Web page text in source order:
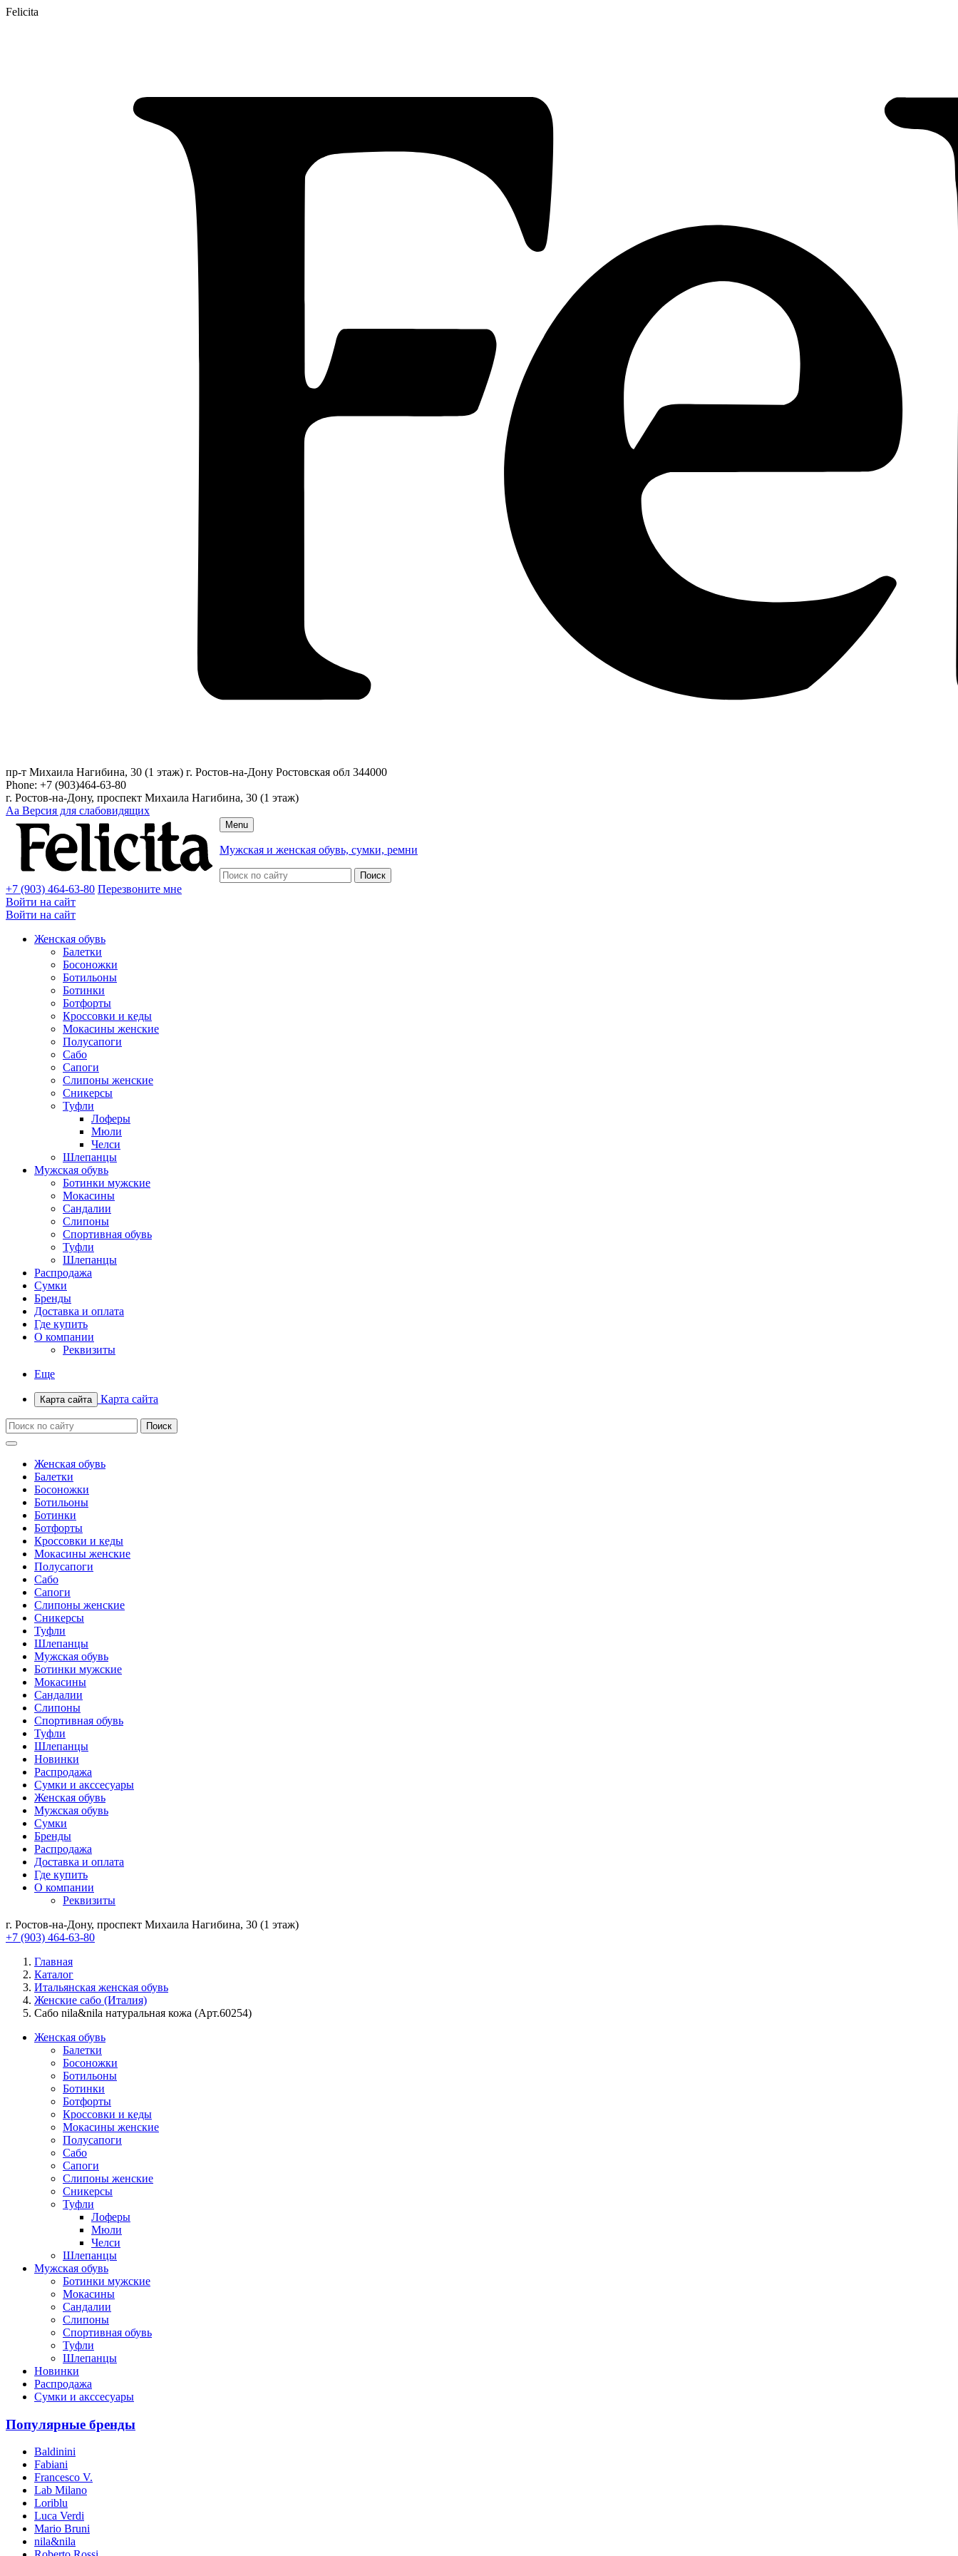
Felicita
пр-т Михаила Нагибина, 30 (1 этаж) г. Ростов-на-Дону Ростовская обл 344000
Phone: +7 (903)464-63-80
г. Ростов-на-Дону, проспект Михаила Нагибина, 30 (1 этаж)
Аа Версия для слабовидящих
Menu
Мужская и женская обувь, сумки, ремни
+7 (903) 464-63-80 Перезвоните мне
Войти на сайт
Войти на сайт
Женская обувь
Балетки
Босоножки
Ботильоны
Ботинки
Ботфорты
Кроссовки и кеды
Мокасины женские
Полусапоги
Сабо
Сапоги
Слипоны женские
Сникерсы
Туфли
Лоферы
Мюли
Челси
Шлепанцы
Мужская обувь
Ботинки мужские
Мокасины
Сандалии
Слипоны
Спортивная обувь
Туфли
Шлепанцы
Распродажа
Сумки
Бренды
Доставка и оплата
Где купить
О компании
Реквизиты
Еще
Карта сайта Карта сайта
Женская обувь
Балетки
Босоножки
Ботильоны
Ботинки
Ботфорты
Кроссовки и кеды
Мокасины женские
Полусапоги
Сабо
Сапоги
Слипоны женские
Сникерсы
Туфли
Шлепанцы
Мужская обувь
Ботинки мужские
Мокасины
Сандалии
Слипоны
Спортивная обувь
Туфли
Шлепанцы
Новинки
Распродажа
Сумки и акссесуары
Женская обувь
Мужская обувь
Сумки
Бренды
Распродажа
Доставка и оплата
Где купить
О компании
Реквизиты
г. Ростов-на-Дону, проспект Михаила Нагибина, 30 (1 этаж)
+7 (903) 464-63-80
Главная
Каталог
Итальянская женская обувь
Женские сабо (Италия)
Сабо nila&nila натуральная кожа (Арт.60254)
Женская обувь
Балетки
Босоножки
Ботильоны
Ботинки
Ботфорты
Кроссовки и кеды
Мокасины женские
Полусапоги
Сабо
Сапоги
Слипоны женские
Сникерсы
Туфли
Лоферы
Мюли
Челси
Шлепанцы
Мужская обувь
Ботинки мужские
Мокасины
Сандалии
Слипоны
Спортивная обувь
Туфли
Шлепанцы
Новинки
Распродажа
Сумки и акссесуары
Популярные бренды
Baldinini
Fabiani
Francesco V.
Lab Milano
Loriblu
Luca Verdi
Mario Bruni
nila&nila